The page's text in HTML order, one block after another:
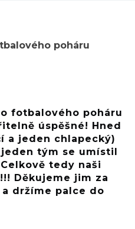
poháru
fotbalového poháru
úspěšné! Hned
a jeden chlapecký)
tým se umístil
tedy naši
Děkujeme jim za
držíme palce do